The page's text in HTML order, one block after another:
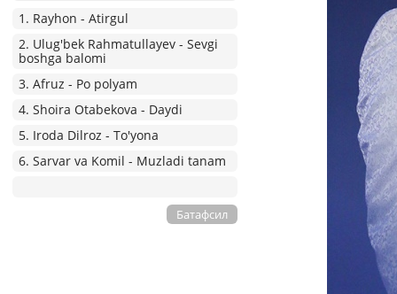
1. Rayhon - Atirgul
2. Ulug'bek Rahmatullayev - Sevgi
boshga balomi
3. Afruz - Po polyam
4. Shoira Otabekova - Daydi
5. Iroda Dilroz - To'yona
6. Sarvar va Komil - Muzladi tanam
Батафсил